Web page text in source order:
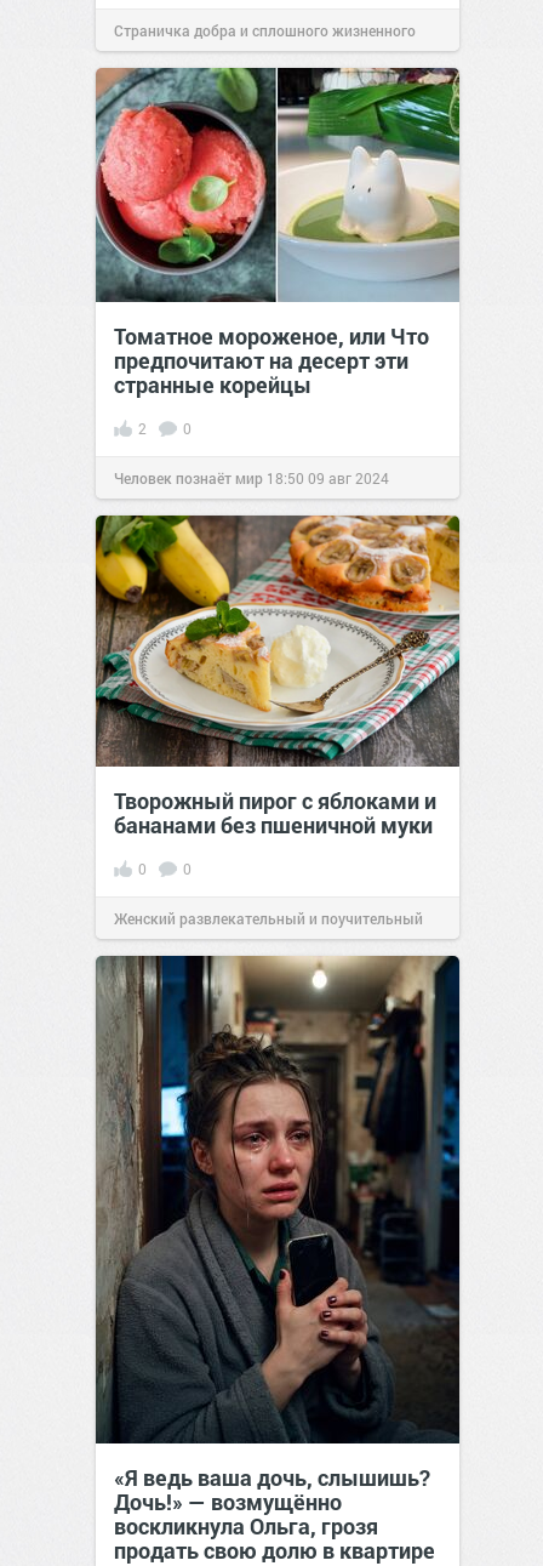
Страничка добра и сплошного жизненного
позитива!12:0104 мар 2021
Томатное мороженое, или Что
предпочитают на десерт эти
странные корейцы
2 0
Человек познаёт мир 18:50 09 авг 2024
Творожный пирог с яблоками и
бананами без пшеничной муки
0 0
Женский развлекательный и поучительный
сайт.20:30Вчера
«Я ведь ваша дочь, слышишь?
Дочь!» — возмущённо
воскликнула Ольга, грозя
продать свою долю в квартире